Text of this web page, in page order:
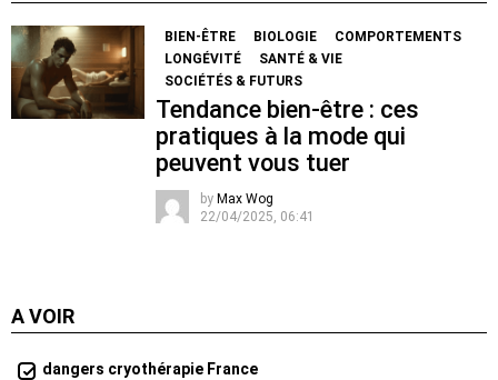
BIEN-ÊTRE BIOLOGIE
COMPORTEMENTS
LONGÉVITÉ
SANTÉ & VIE
SOCIÉTÉS & FUTURS
Tendance bien-être : ces
pratiques à la mode qui
peuvent vous tuer
by Max Wog
22/04/2025, 06:41
A VOIR
dangers cryothérapie France